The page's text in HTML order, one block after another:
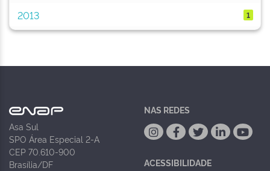
2013
1
Asa Sul
SPO Área Especial 2-A
CEP 70.610-900
Brasília/DF
NAS REDES
ACESSIBILIDADE